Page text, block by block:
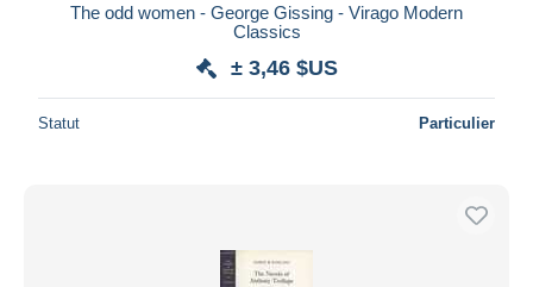
The odd women - George Gissing - Virago Modern
Classics
± 3,46 $US
Statut Particulier